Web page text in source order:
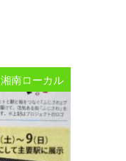
湘南ローカル